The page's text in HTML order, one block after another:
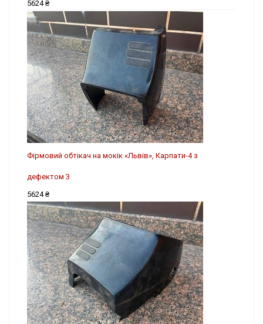
5624 ₴
Фірмовий обтікач на мокік «Львів», Карпати-4 з
дефектом 3
5624 ₴